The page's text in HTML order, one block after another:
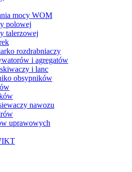
mocy WOM
polowej
talerzowej
rozdrabniaczy
i agregatów
i lanc
obsypników
nawozu
uprawowych